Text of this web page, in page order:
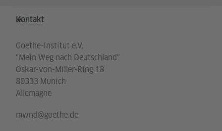
Service- und Informationsbereich
Kontakt
Goethe-Institut e.V.
"Mein Weg nach Deutschland"
Oskar-von-Miller-Ring 18
80333 Munich
Allemagne
mwnd@goethe.de